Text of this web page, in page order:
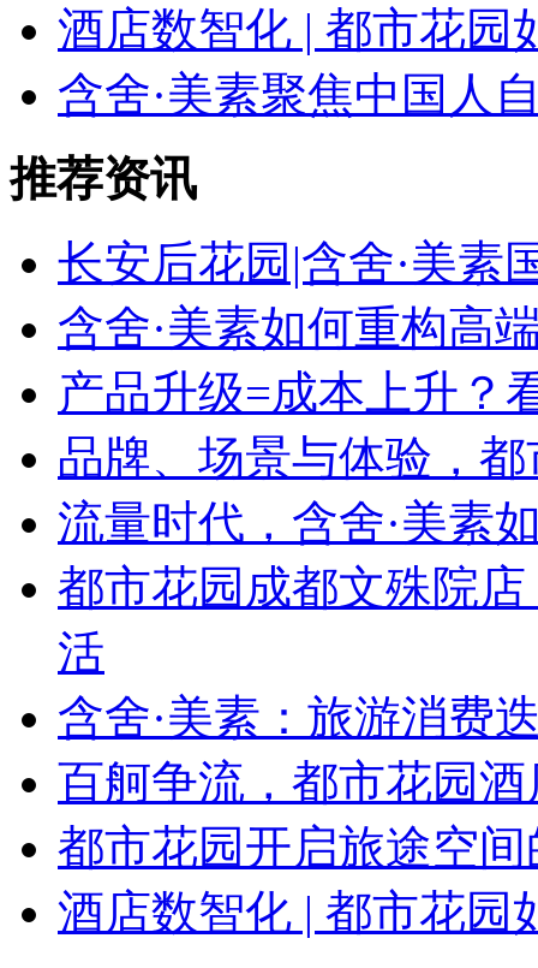
酒店数智化 | 都市花园
含舍·美素聚焦中国人
推荐资讯
长安后花园|含舍·美素
含舍·美素如何重构高
产品升级=成本上升？
品牌、场景与体验，
流量时代，含舍·美素
都市花园成都文殊院
活
含舍·美素：旅游消费
百舸争流，都市花园
都市花园开启旅途空间
酒店数智化 | 都市花园